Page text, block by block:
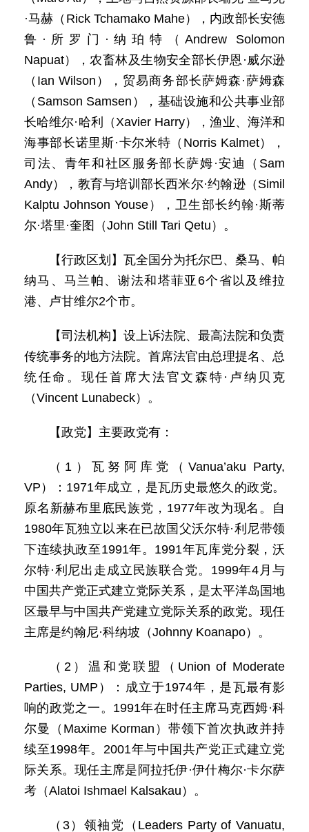
·马赫（Rick Tchamako Mahe），内政部长安德
鲁·所罗门·纳珀特（Andrew Solomon
Napuat），农畜林及生物安全部长伊恩·威尔逊
（Ian Wilson），贸易商务部长萨姆森·萨姆森
（Samson Samsen），基础设施和公共事业部
长哈维尔·哈利（Xavier Harry），渔业、海洋和
海事部长诺里斯·卡尔米特（Norris Kalmet），
司法、青年和社区服务部长萨姆·安迪（Sam
Andy），教育与培训部长西米尔·约翰逊（Simil
Kalptu Johnson Youse），卫生部长约翰·斯蒂
尔·塔里·奎图（John Still Tari Qetu）。
【行政区划】瓦全国分为托尔巴、桑马、帕
纳马、马兰帕、谢法和塔菲亚6个省以及维拉
港、卢甘维尔2个市。
【司法机构】设上诉法院、最高法院和负责
传统事务的地方法院。首席法官由总理提名、总
统任命。现任首席大法官文森特·卢纳贝克
（Vincent Lunabeck）。
【政党】主要政党有：
（1）瓦努阿库党（Vanua’aku Party,
VP）：1971年成立，是瓦历史最悠久的政党。
原名新赫布里底民族党，1977年改为现名。自
1980年瓦独立以来在已故国父沃尔特·利尼带领
下连续执政至1991年。1991年瓦库党分裂，沃
尔特·利尼出走成立民族联合党。1999年4月与
中国共产党正式建立党际关系，是太平洋岛国地
区最早与中国共产党建立党际关系的政党。现任
主席是约翰尼·科纳坡（Johnny Koanapo）。
（2）温和党联盟（Union of Moderate
Parties, UMP）：成立于1974年，是瓦最有影
响的政党之一。1991年在时任主席马克西姆·科
尔曼（Maxime Korman）带领下首次执政并持
续至1998年。2001年与中国共产党正式建立党
际关系。现任主席是阿拉托伊·伊什梅尔·卡尔萨
考（Alatoi Ishmael Kalsakau）。
（3）领袖党（Leaders Party of Vanuatu,